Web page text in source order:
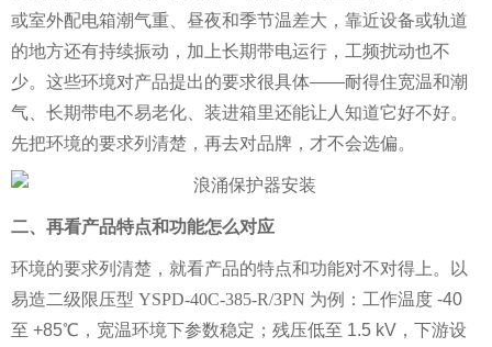
或室外配电箱潮气重、昼夜和季节温差大，靠近设备或轨道
的地方还有持续振动，加上长期带电运行，工频扰动也不
少。这些环境对产品提出的要求很具体——耐得住宽温和潮
气、长期带电不易老化、装进箱里还能让人知道它好不好。
先把环境的要求列清楚，再去对品牌，才不会选偏。
二、再看产品特点和功能怎么对应
环境的要求列清楚，就看产品的特点和功能对不对得上。以
易造二级限压型 YSPD-40C-385-R/3PN 为例：工作温度 -40
至 +85℃，宽温环境下参数稳定；残压低至 1.5 kV，下游设